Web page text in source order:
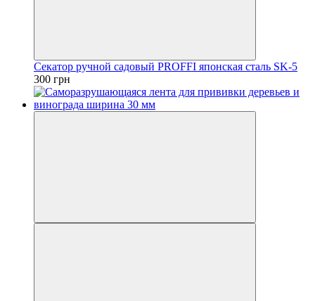
Секатор ручной садовый PROFFI японская сталь SK-5
300 грн